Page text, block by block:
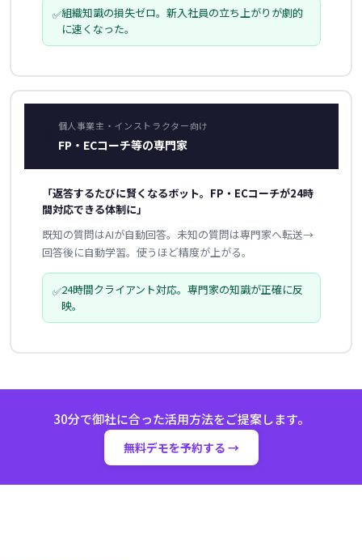
✅組織知識の損失ゼロ。新入社員の立ち上がりが劇的
に速くなった。
個人事業主・インストラクター向け
FP・ECコーチ等の専門家
「返答するたびに賢くなるボット。FP・ECコーチが24時
間対応できる体制に」
既知の質問はAIが自動回答。未知の質問は専門家へ転送→
回答後に自動学習。使うほど精度が上がる。
✅24時間クライアント対応。専門家の知識が正確に反
映。
30分で御社に合った活用方法をご提案します。
無料デモを予約する →